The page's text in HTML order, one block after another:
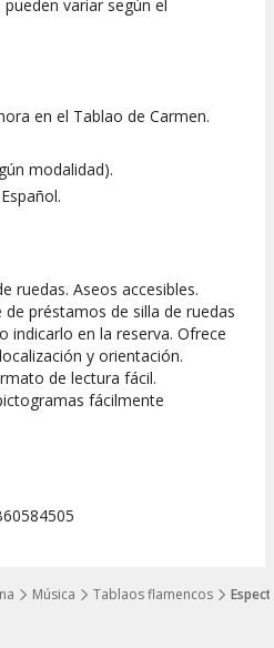
Música Tablaos flamencos
variar según el
en el Tablao de Carmen.
modalidad).
ruedas. Aseos accesibles.
de préstamos de silla de ruedas
indicarlo en la reserva. Ofrece
y orientación.
de lectura fácil.
fácilmente